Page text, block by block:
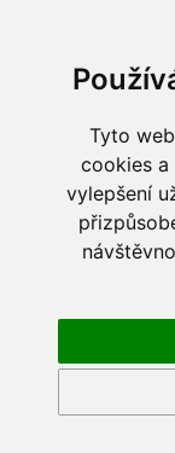
Tyto
cookies a
vylepšení